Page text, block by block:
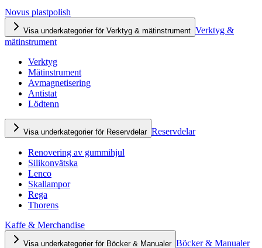
Novus plastpolish
Visa underkategorier för Verktyg & mätinstrument Verktyg &
mätinstrument
Verktyg
Mätinstrument
Avmagnetisering
Antistat
Lödtenn
Visa underkategorier för Reservdelar Reservdelar
Renovering av gummihjul
Silikonvätska
Lenco
Skallampor
Rega
Thorens
Kaffe & Merchandise
Visa underkategorier för Böcker & Manualer Böcker & Manualer